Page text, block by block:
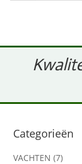
Categorieën
VACHTEN (7)